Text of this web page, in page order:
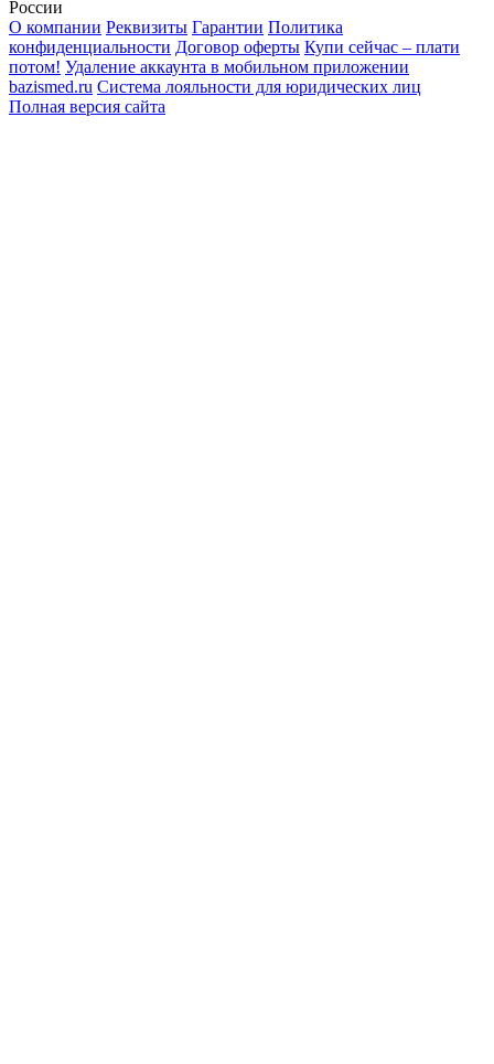
России
О компании Реквизиты Гарантии Политика
конфиденциальности Договор оферты Купи сейчас – плати
потом! Удаление аккаунта в мобильном приложении
bazismed.ru Система лояльности для юридических лиц
Полная версия сайта